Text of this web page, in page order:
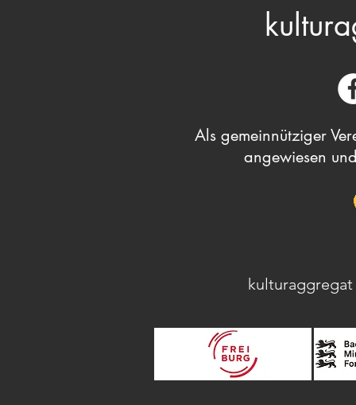
Als gemeinnütziger
angewiesen